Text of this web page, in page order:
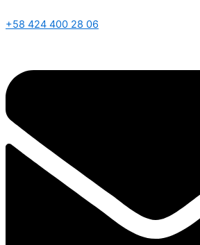
+58 424 400 28 06